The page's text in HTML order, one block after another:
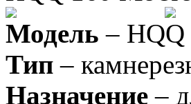
Модель – HQQ
Тип –
Назначение –